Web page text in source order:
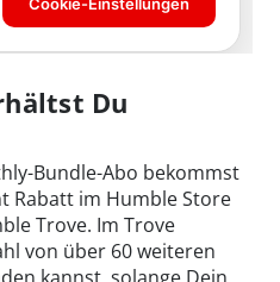
Du
Bundle-Abo bekommst
Rabatt im Humble Store
Trove. Im Trove
von über 60 weiteren